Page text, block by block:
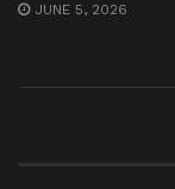
JUNE 5, 2026